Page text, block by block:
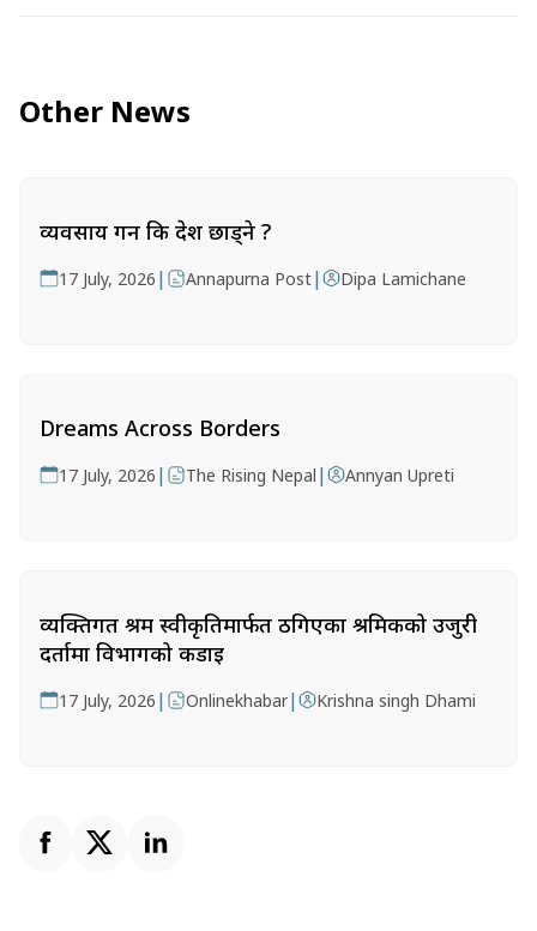
Other News
व्यवसाय गर्ने कि देश छाड्ने ?
17 July, 2026 | Annapurna Post| Dipa Lamichane
Dreams Across Borders
17 July, 2026 | The Rising Nepal | Annyan Upreti
व्यक्तिगत श्रम स्वीकृतिमार्फत ठगिएका श्रमिकको उजुरी
दर्तामा विभागको कडाइ
17 July, 2026 | Onlinekhabar| Krishna singh Dhami